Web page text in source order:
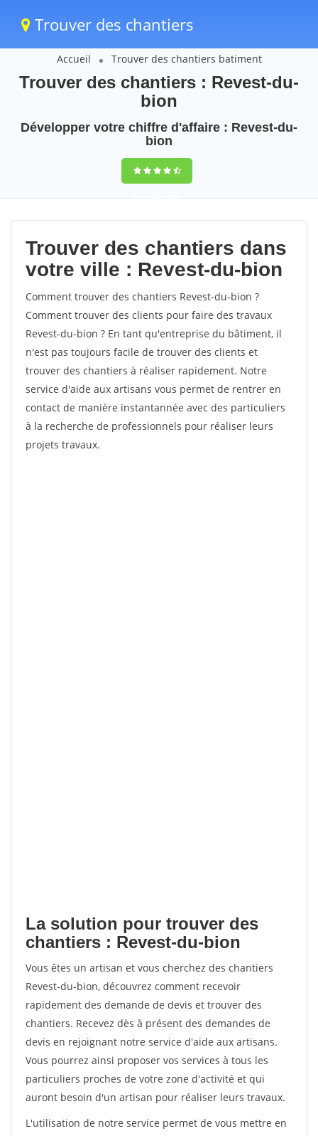
Trouver des chantiers
Accueil Trouver des chantiers batiment
Trouver des chantiers : Revest-du-
bion
Développer votre chiffre d'affaire : Revest-du-
bion
9,5(100%)68
votes
Trouver des chantiers dans
votre ville : Revest-du-bion
Comment trouver des chantiers Revest-du-bion ?
Comment trouver des clients pour faire des travaux
Revest-du-bion ? En tant qu'entreprise du bâtiment, il
n'est pas toujours facile de trouver des clients et
trouver des chantiers à réaliser rapidement. Notre
service d'aide aux artisans vous permet de rentrer en
contact de manière instantannée avec des particuliers
à la recherche de professionnels pour réaliser leurs
projets travaux.
La solution pour trouver des
chantiers : Revest-du-bion
Vous êtes un artisan et vous cherchez des chantiers
Revest-du-bion, découvrez comment recevoir
rapidement des demande de devis et trouver des
chantiers. Recevez dès à présent des demandes de
devis en rejoignant notre service d'aide aux artisans.
Vous pourrez ainsi proposer vos services à tous les
particuliers proches de votre zone d'activité et qui
auront besoin d'un artisan pour réaliser leurs travaux.
L'utilisation de notre service permet de vous mettre en